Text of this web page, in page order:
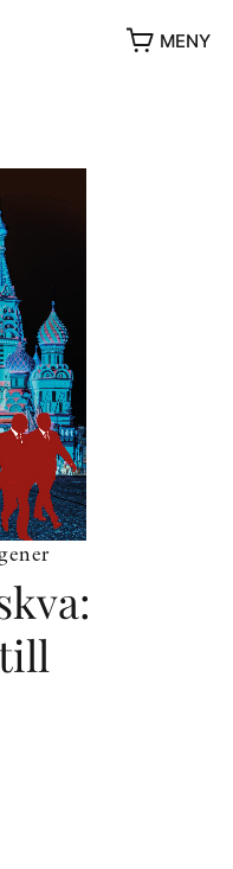
MENY
OCH PATRIK MÖTER
STOLPE STORIES
UTMÄRKELSER
ÖVRIGA FORMAT